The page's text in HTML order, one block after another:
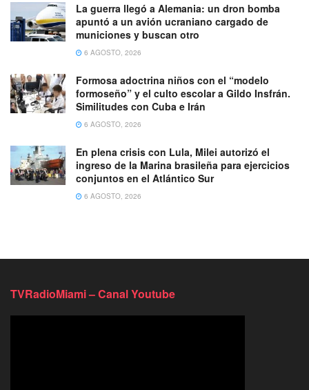
La guerra llegó a Alemania: un dron bomba
apuntó a un avión ucraniano cargado de
municiones y buscan otro
6 AGOSTO, 2026
Formosa adoctrina niños con el “modelo
formoseño” y el culto escolar a Gildo Insfrán.
Similitudes con Cuba e Irán
6 AGOSTO, 2026
En plena crisis con Lula, Milei autorizó el
ingreso de la Marina brasileña para ejercicios
conjuntos en el Atlántico Sur
6 AGOSTO, 2026
TVRadioMiami – Canal Youtube